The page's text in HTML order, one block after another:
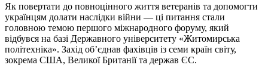
Як повертати до повноцінного життя ветеранів та допомогти
українцям долати наслідки війни — ці питання стали
головною темою першого міжнародного форуму, який
відбувся на базі Державного університету «Житомирська
політехніка». Захід об’єднав фахівців із семи країн світу,
зокрема США, Великої Британії та держав ЄС.